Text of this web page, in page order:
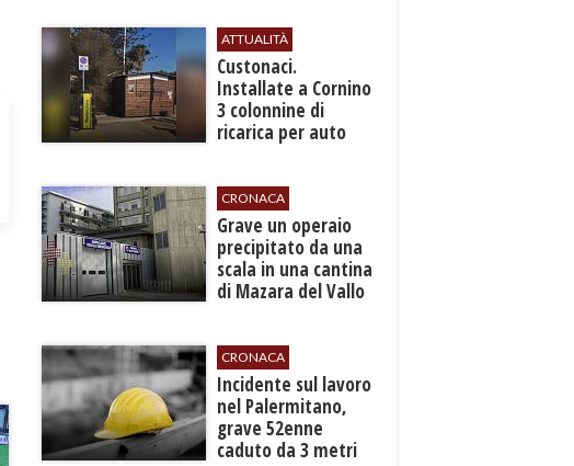
ATTUALITÀ
Custonaci.
Installate a Cornino
3 colonnine di
ricarica per auto
CRONACA
​Grave un operaio
precipitato da una
scala in una cantina
di Mazara del Vallo
CRONACA
​Incidente sul lavoro
nel Palermitano,
grave 52enne
caduto da 3 metri